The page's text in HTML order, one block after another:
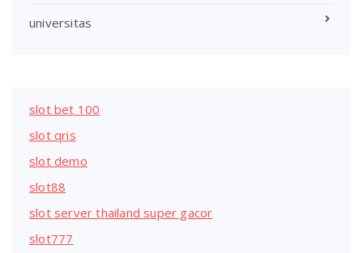
universitas
slot bet 100
slot qris
slot demo
slot88
slot server thailand super gacor
slot777